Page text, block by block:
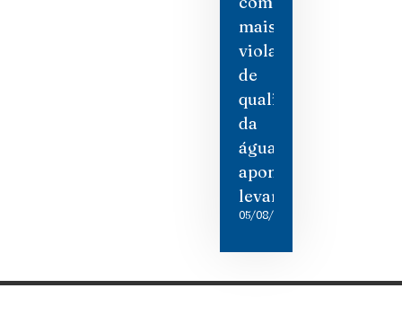
mais
violações
de
qualidade
da
água,
aponta
levantamento
05/08/2026